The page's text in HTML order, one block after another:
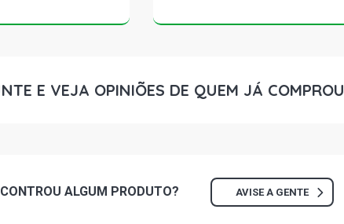
E VEJA OPINIÕES DE QUEM JÁ COMPROU
ALGUM PRODUTO? AVISE A GENTE